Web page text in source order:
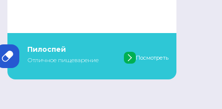
Пилоспей
Отличное пищеварение Посмотреть